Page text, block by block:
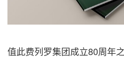
值此费列罗集团成立80周年